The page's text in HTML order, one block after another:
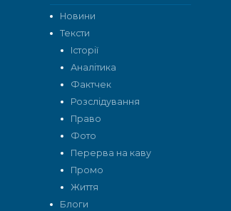
Новини
Тексти
Історії
Аналітика
Фактчек
Розслідування
Право
Фото
Перерва на каву
Промо
Життя
Блоги